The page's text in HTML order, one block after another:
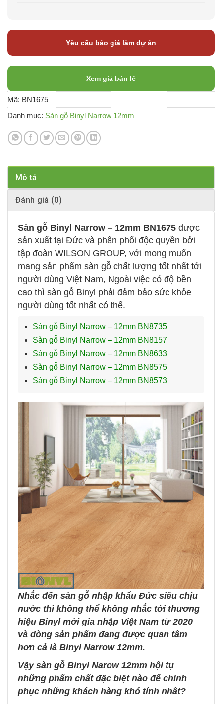
Yêu cầu báo giá làm dự án
Xem giá bán lẻ
Mã: BN1675
Danh mục: Sàn gỗ Binyl Narrow 12mm
Mô tả
Đánh giá (0)
Sàn gỗ Binyl Narrow – 12mm BN1675 được
sản xuất tại Đức và phân phối độc quyền bởi
tập đoàn WILSON GROUP, với mong muốn
mang sản phẩm sàn gỗ chất lượng tốt nhất tới
người dùng Việt Nam, Ngoài việc có độ bền
cao thì sàn gỗ Binyl phải đảm bảo sức khỏe
người dùng tốt nhất có thể.
Sàn gỗ Binyl Narrow – 12mm BN8735
Sàn gỗ Binyl Narrow – 12mm BN8157
Sàn gỗ Binyl Narrow – 12mm BN8633
Sàn gỗ Binyl Narrow – 12mm BN8575
Sàn gỗ Binyl Narrow – 12mm BN8573
Nhắc đến sàn gỗ nhập khẩu Đức siêu chịu
nước thì không thể không nhắc tới thương
hiệu Binyl mới gia nhập Việt Nam từ 2020
và dòng sản phẩm đang được quan tâm
hơn cả là Binyl Narrow 12mm.
Vậy sàn gỗ Binyl Narow 12mm hội tụ
những phẩm chất đặc biệt nào để chinh
phục những khách hàng khó tính nhât?